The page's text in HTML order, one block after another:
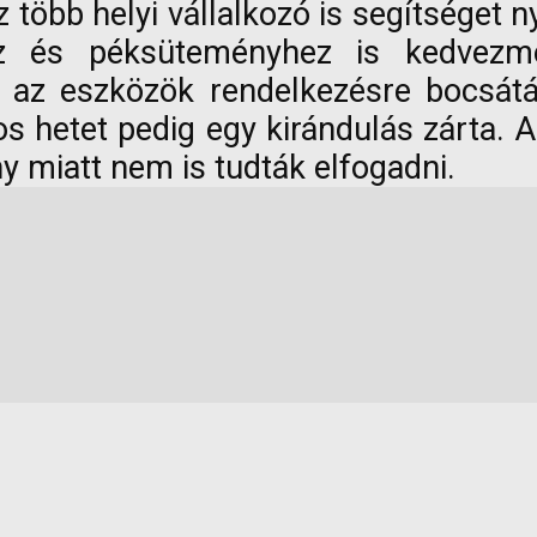
helyi vállalkozó is segítséget
és péksüteményhez is
eszközök rendelkezésre
hetet pedig egy kirándulás zárta.
miatt nem is tudták elfogadni.